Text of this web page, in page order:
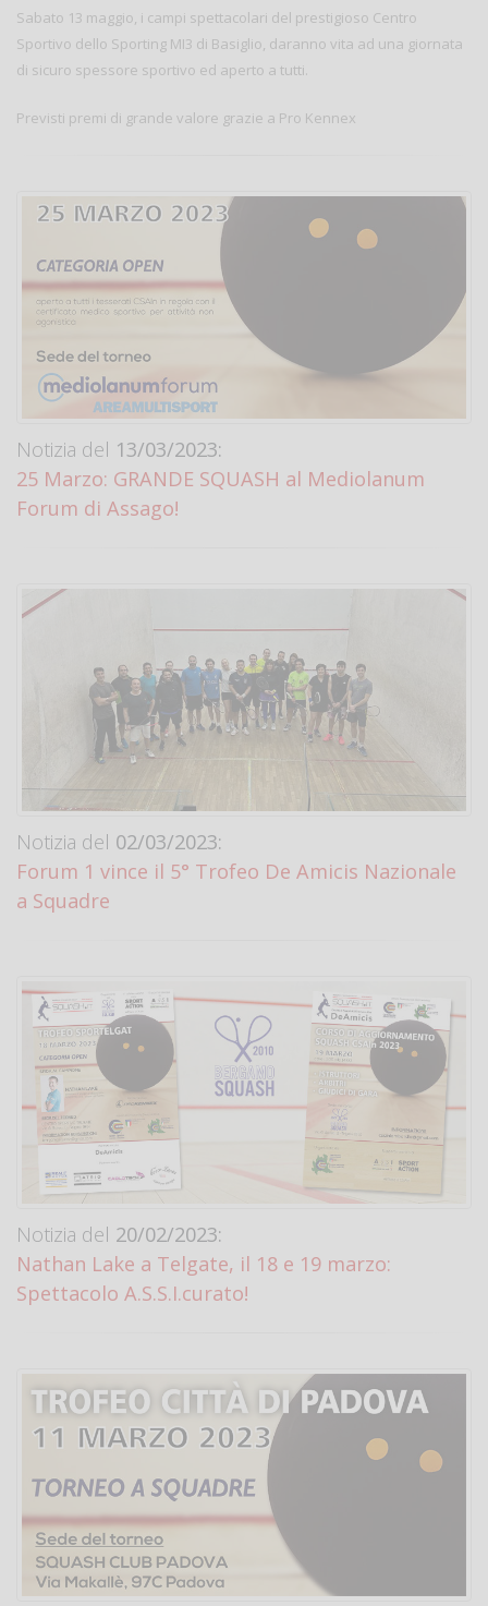
Sabato 13 maggio, i campi spettacolari del prestigioso Centro
Sportivo dello Sporting MI3 di Basiglio, daranno vita ad una giornata
di sicuro spessore sportivo ed aperto a tutti.
Previsti premi di grande valore grazie a Pro Kennex
Notizia del 13/03/2023:
25 Marzo: GRANDE SQUASH al Mediolanum
Forum di Assago!
Notizia del 02/03/2023:
Forum 1 vince il 5° Trofeo De Amicis Nazionale
a Squadre
Notizia del 20/02/2023:
Nathan Lake a Telgate, il 18 e 19 marzo:
Spettacolo A.S.S.I.curato!